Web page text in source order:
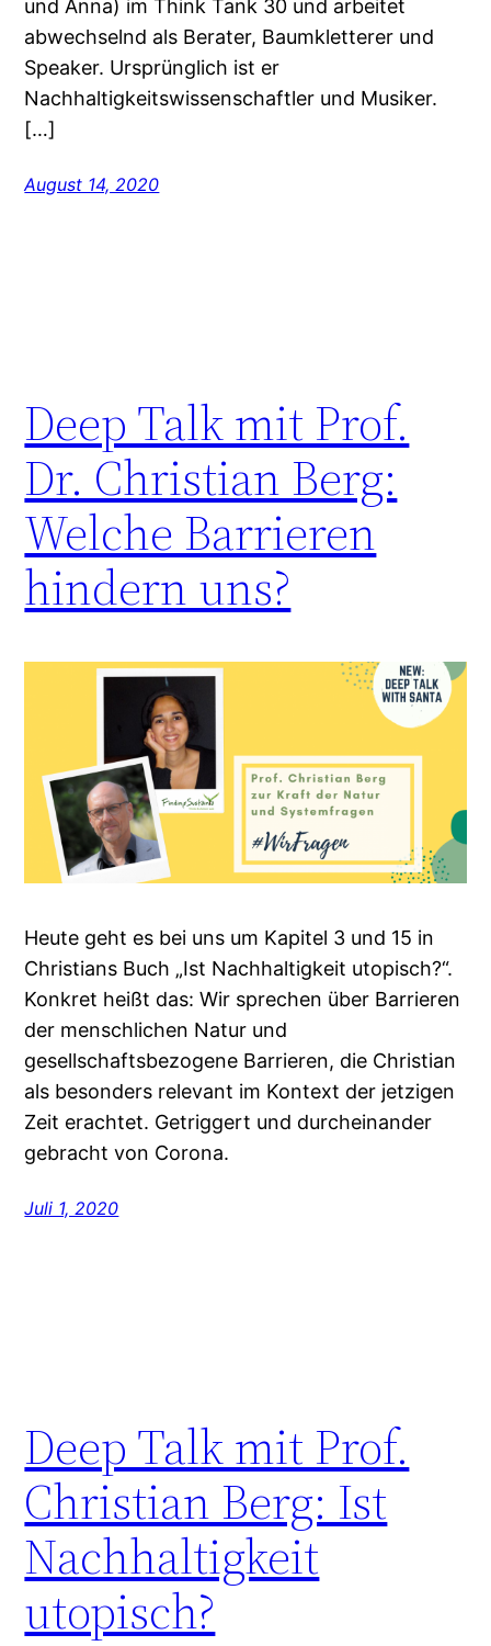
und Anna) im Think Tank 30 und arbeitet
abwechselnd als Berater, Baumkletterer und
Speaker. Ursprünglich ist er
Nachhaltigkeitswissenschaftler und Musiker.
[…]
August 14, 2020
Deep Talk mit Prof.
Dr. Christian Berg:
Welche Barrieren
hindern uns?
Heute geht es bei uns um Kapitel 3 und 15 in
Christians Buch „Ist Nachhaltigkeit utopisch?“.
Konkret heißt das: Wir sprechen über Barrieren
der menschlichen Natur und
gesellschaftsbezogene Barrieren, die Christian
als besonders relevant im Kontext der jetzigen
Zeit erachtet. Getriggert und durcheinander
gebracht von Corona.
Juli 1, 2020
Deep Talk mit Prof.
Christian Berg: Ist
Nachhaltigkeit
utopisch?